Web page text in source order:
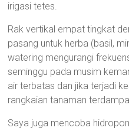
irigasi tetes.
Rak vertikal empat tingkat
pasang untuk herba (basil,
watering mengurangi
seminggu pada musim
air terbatas dan jika terjadi
rangkaian tanaman
Saya juga mencoba